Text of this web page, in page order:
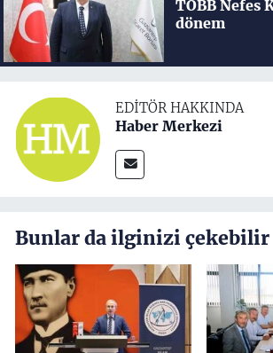
TOBB Nefes
dönem
EDITÖR HAKKINDA
Haber Merkezi
Bunlar da ilginizi çekebilir